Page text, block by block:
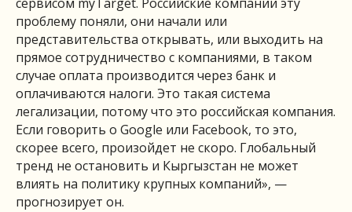
проблему поняли, они начали или
представительства открывать, или выходить на
прямое сотрудничество с компаниями, в таком
случае оплата производится через банк и
оплачиваются налоги. Это такая система
легализации, потому что это российская компания.
Если говорить о Google или Facebook, то это,
скорее всего, произойдет не скоро. Глобальный
тренд не остановить и Кыргызстан не может
влиять на политику крупных компаний», —
прогнозирует он.